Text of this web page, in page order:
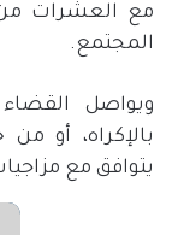
مع العشرات من
المجتمع.
ويواصل
بالإكراه، أو
يتوافق مع